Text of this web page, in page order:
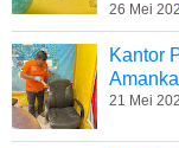
26 Mei
Kantor
21 Mei